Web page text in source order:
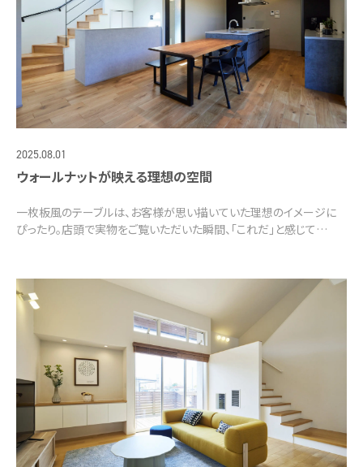
2025.08.01
ウォールナットが映える理想の空間
一枚板風のテーブルは、お客様が思い描いていた理想のイメージに
ぴったり。店頭で実物をご覧いただいた瞬間、「これだ」と感じて…